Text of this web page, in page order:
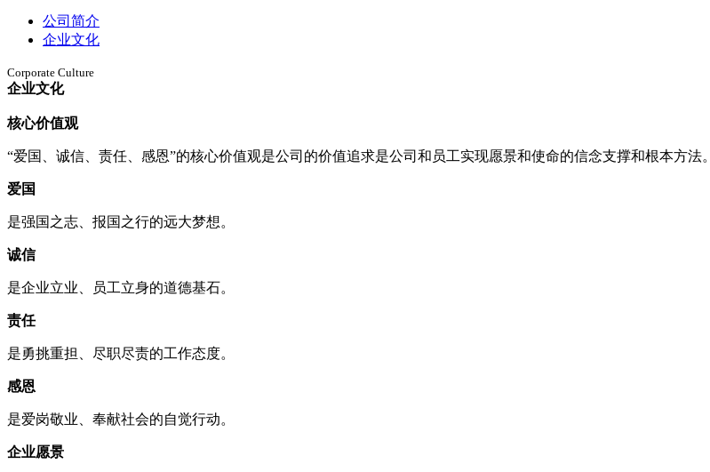
公司简介
企业文化
Corporate Culture
企业文化
核心价值观
“爱国、诚信、责任、感恩”的核心价值观是公司的价值追求是公司和员工实现愿景和使命的信念支撑和根本方法。
爱国
是强国之志、报国之行的远大梦想。
诚信
是企业立业、员工立身的道德基石。
责任
是勇挑重担、尽职尽责的工作态度。
感恩
是爱岗敬业、奉献社会的自觉行动。
企业愿景